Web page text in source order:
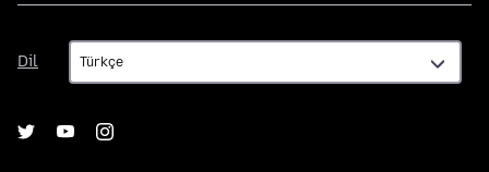
Dil
Dil